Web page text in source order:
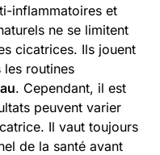
inflammatoires et
ne se limitent
cicatrices. Ils jouent
les routines
. Cependant, il est
peuvent varier
Il vaut toujours
de la santé avant